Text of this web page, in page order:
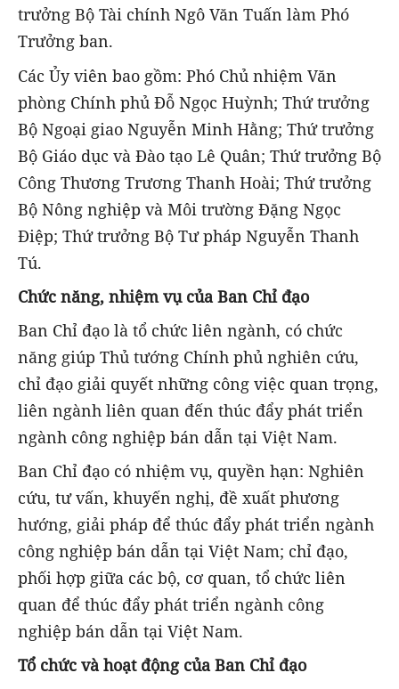
trưởng Bộ Tài chính Ngô Văn Tuấn làm Phó
Trưởng ban.
Các Ủy viên bao gồm: Phó Chủ nhiệm Văn
phòng Chính phủ Đỗ Ngọc Huỳnh; Thứ trưởng
Bộ Ngoại giao Nguyễn Minh Hằng; Thứ trưởng
Bộ Giáo dục và Đào tạo Lê Quân; Thứ trưởng Bộ
Công Thương Trương Thanh Hoài; Thứ trưởng
Bộ Nông nghiệp và Môi trường Đặng Ngọc
Điệp; Thứ trưởng Bộ Tư pháp Nguyễn Thanh
Tú.
Chức năng, nhiệm vụ của Ban Chỉ đạo
Ban Chỉ đạo là tổ chức liên ngành, có chức
năng giúp Thủ tướng Chính phủ nghiên cứu,
chỉ đạo giải quyết những công việc quan trọng,
liên ngành liên quan đến thúc đẩy phát triển
ngành công nghiệp bán dẫn tại Việt Nam.
Ban Chỉ đạo có nhiệm vụ, quyền hạn: Nghiên
cứu, tư vấn, khuyến nghị, đề xuất phương
hướng, giải pháp để thúc đẩy phát triển ngành
công nghiệp bán dẫn tại Việt Nam; chỉ đạo,
phối hợp giữa các bộ, cơ quan, tổ chức liên
quan để thúc đẩy phát triển ngành công
nghiệp bán dẫn tại Việt Nam.
Tổ chức và hoạt động của Ban Chỉ đạo